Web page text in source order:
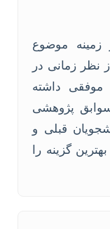
زمینه موضوع
نظر زمانی در
موفقی داشته
پژوهشی
قبلی و
گزینه را